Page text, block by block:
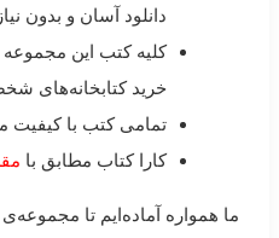
دانلود آسان و بدون
کلیه کتب این
خرید کتابخانه‌های
تمامی کتب با کیفیت
کارا کتاب مطابق با
ما همواره آماده‌ایم تا مجموعه‌ی